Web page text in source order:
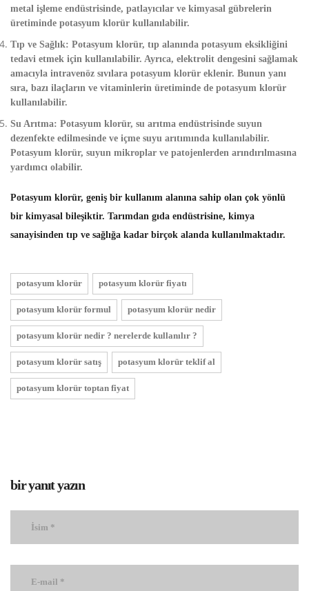
metal işleme endüstrisinde, patlayıcılar ve kimyasal gübrelerin
üretiminde potasyum klorür kullanılabilir.
Tıp ve Sağlık: Potasyum klorür, tıp alanında potasyum eksikliğini
tedavi etmek için kullanılabilir. Ayrıca, elektrolit dengesini sağlamak
amacıyla intravenöz sıvılara potasyum klorür eklenir. Bunun yanı
sıra, bazı ilaçların ve vitaminlerin üretiminde de potasyum klorür
kullanılabilir.
Su Arıtma: Potasyum klorür, su arıtma endüstrisinde suyun
dezenfekte edilmesinde ve içme suyu arıtımında kullanılabilir.
Potasyum klorür, suyun mikroplar ve patojenlerden arındırılmasına
yardımcı olabilir.
Potasyum klorür, geniş bir kullanım alanına sahip olan çok yönlü
bir kimyasal bileşiktir. Tarımdan gıda endüstrisine, kimya
sanayisinden tıp ve sağlığa kadar birçok alanda kullanılmaktadır.
potasyum klorür potasyum klorür fiyatı
potasyum klorür formul potasyum klorür nedir
potasyum klorür nedir ? nerelerde kullanılır ?
potasyum klorür satış potasyum klorür teklif al
potasyum klorür toptan fiyat
bir yanıt yazın